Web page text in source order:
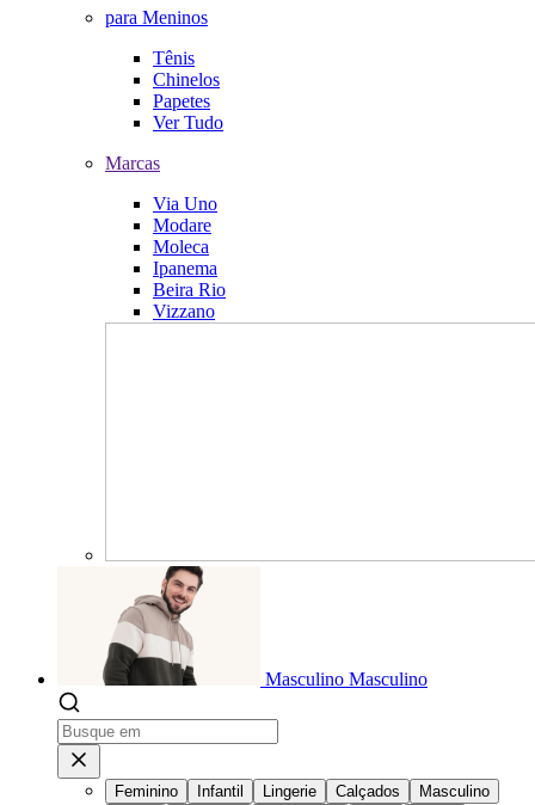
para Meninos
Tênis
Chinelos
Papetes
Ver Tudo
Marcas
Via Uno
Modare
Moleca
Ipanema
Beira Rio
Vizzano
Masculino Masculino
Feminino Infantil Lingerie Calçados
Masculino